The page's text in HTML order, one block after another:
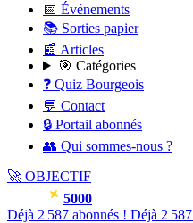
📅 Événements
📚 Sorties papier
📰 Articles
🎯 Catégories
❓ Quiz Bourgeois
💬 Contact
🔒 Portail abonnés
👥 Qui sommes-nous ?
🚀 OBJECTIF
5000
Déjà 2 588 abonnés ! Déjà 2 588